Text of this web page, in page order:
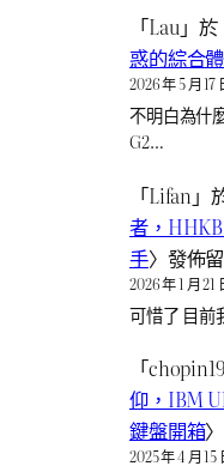
「Lau」
惑的綜合體
2026 年 5 月 17
不明白為什
G2…
「Lifan 」
者，
手〉發佈
2026 年 1 月 21
可惜了 目
「
仰，IBM
鍵盤開箱
2025 年 4 月 15